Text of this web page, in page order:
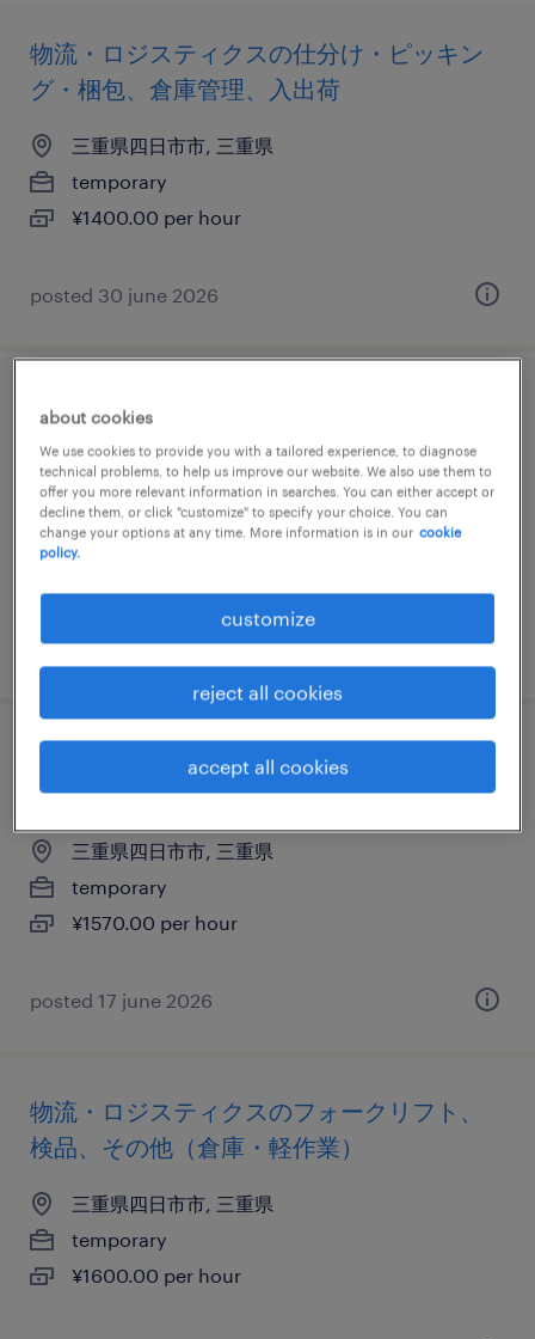
物流・ロジスティクスの仕分け・ピッキン
グ・梱包、倉庫管理、入出荷
三重県四日市市, 三重県
temporary
¥1400.00 per hour
posted 30 june 2026
物流・ロジスティクスの仕分け・ピッキン
グ・梱包、倉庫管理、入出荷
三重県四日市市, 三重県
temporary
posted 20 may 2026
機械・メカトロニクスの入出荷、設備管
理・マシンメンテナンス
三重県四日市市, 三重県
temporary
¥1570.00 per hour
posted 17 june 2026
物流・ロジスティクスのフォークリフト、
検品、その他（倉庫・軽作業）
三重県四日市市, 三重県
temporary
¥1600.00 per hour
about cookies
We use cookies to provide you with a tailored experience, to diagnose
technical problems, to help us improve our website. We also use them to
offer you more relevant information in searches. You can either accept or
decline them, or click "customize" to specify your choice. You can
change your options at any time. More information is in our cookie
policy.
customize
reject all cookies
accept all cookies